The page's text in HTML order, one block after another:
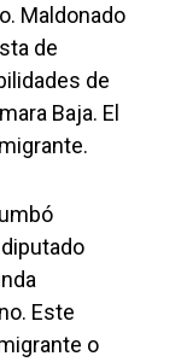
Maldonado
de
de
Baja. El
Este
o